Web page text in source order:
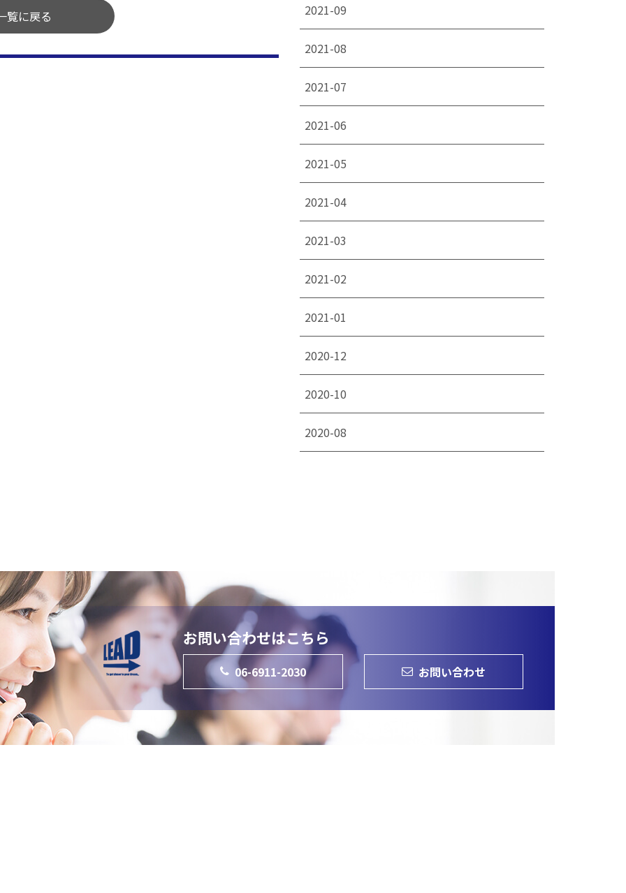
覧に戻る 2021-09
2021-08
2021-07
2021-06
2021-05
2021-04
2021-03
2021-02
2021-01
2020-12
2020-10
2020-08
お問い合わせはこちら
06-6911-2030 お問い合わせ